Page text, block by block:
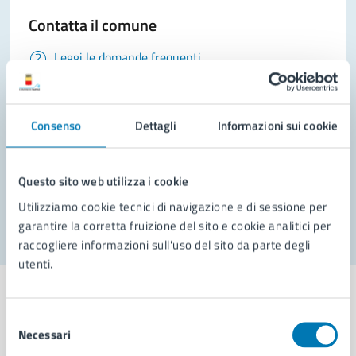
Consenso Dettagli Informazioni sui cookie
Questo sito web utilizza i cookie
Utilizziamo cookie tecnici di navigazione e di sessione per
garantire la corretta fruizione del sito e cookie analitici per
raccogliere informazioni sull'uso del sito da parte degli
utenti.
delNecessari
Contatta il comune
Leggi le domande frequenti
Prenota appuntamento